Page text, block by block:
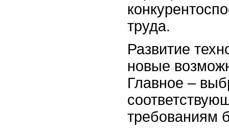
труда.
Развитие
новые
Главное –
требованиям